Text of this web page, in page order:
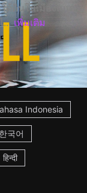
นในเมืองเมเด
... เพิ่มเติม
Indonesia
한국어
हिन्दी